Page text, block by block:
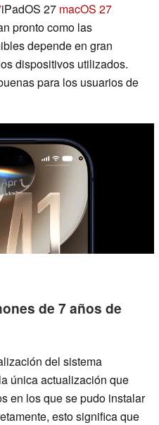
iPadOS 27 macOS 27
pronto como las
depende en gran
dispositivos utilizados.
para los usuarios de
de 7 años de
del sistema
única actualización que
en los que se pudo instalar
esto significa que